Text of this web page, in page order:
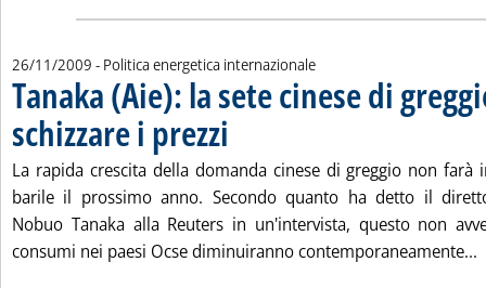
26/11/2009 - Politica energetica internazionale
Tanaka (Aie): la sete cinese di
schizzare i prezzi . Pubblicata giovedì 26 novembre 2009 alle 17.8.
La rapida crescita della domanda cinese di greggio non farà
barile il prossimo anno. Secondo quanto ha detto il
Nobuo Tanaka alla Reuters in un'intervista, questo non
consumi nei paesi Ocse diminuiranno contemporaneamente...